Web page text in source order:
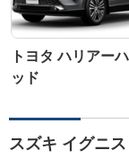
トヨタ ハリアー
ッド
スズキ イグニ